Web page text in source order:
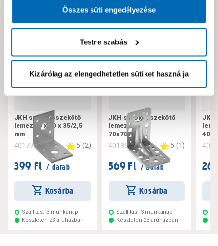
Összes süti engedélyezése
Testre szabás
Kizárólag az elengedhetetlen sütiket használja
JKH sarokösszekötő
lemez 50 x 50 x 35/2,5
mm
401779 5 (2)
399 Ft / darab
Kosárba
Szállítás: 3 munkanap
Készleten 23 áruházban
JKH sarokösszekötő
lemez állíth.
70x70x55mm
401852 5 (1 )
569 Ft / darab
Kosárba
Szállítás: 3 munkanap
Készleten 23 áruházban
JKH